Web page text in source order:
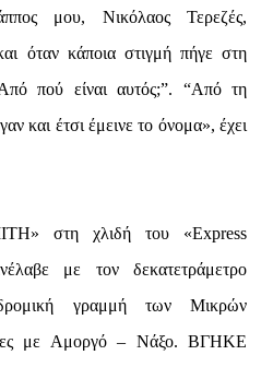
μου, Νικόλαος Τερεζές,
όταν κάποια στιγμή πήγε στη
πού είναι αυτός;”. “Από τη
και έτσι έμεινε το όνομα», έχει
στη χλιδή του «Express
με τον δεκατετράμετρο
γραμμή των Μικρών
με Αμοργό – Νάξο. ΒΓΗΚΕ